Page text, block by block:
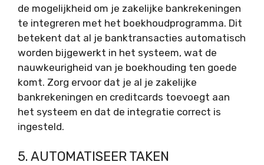
de mogelijkheid om je zakelijke bankrekeningen
te integreren met het boekhoudprogramma. Dit
betekent dat al je banktransacties automatisch
worden bijgewerkt in het systeem, wat de
nauwkeurigheid van je boekhouding ten goede
komt. Zorg ervoor dat je al je zakelijke
bankrekeningen en creditcards toevoegt aan
het systeem en dat de integratie correct is
ingesteld.
5. AUTOMATISEER TAKEN